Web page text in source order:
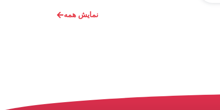
نمایش همه